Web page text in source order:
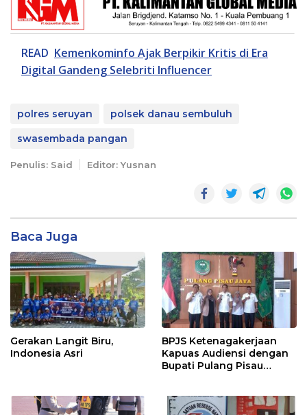
READ Kemenkominfo Ajak Berpikir Kritis di Era
Digital Gandeng Selebriti Influencer
polres seruyan
polsek danau sembuluh
swasembada pangan
Penulis: Said Editor: Yusnan
Baca Juga
Gerakan Langit Biru,
Indonesia Asri
BPJS Ketenagakerjaan
Kapuas Audiensi dengan
Bupati Pulang Pisau
Pekerja Rentan